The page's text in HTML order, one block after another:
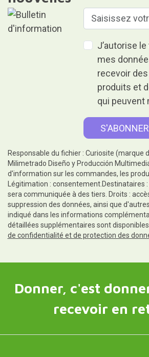
J’autorise
mes
recevoir
produits et
qui peuvent
Responsable du fichier : Curiosite (marque
Milimetrado Diseño y Producción
d'information sur les commandes, les
Légitimation : consentement.Destinataires
sera communiquée à des tiers. Droits :
suppression des données, ainsi que
indiqué dans les informations
détaillées supplémentaires sont
de confidentialité et de protection des
Donner, c'est
recevoir en